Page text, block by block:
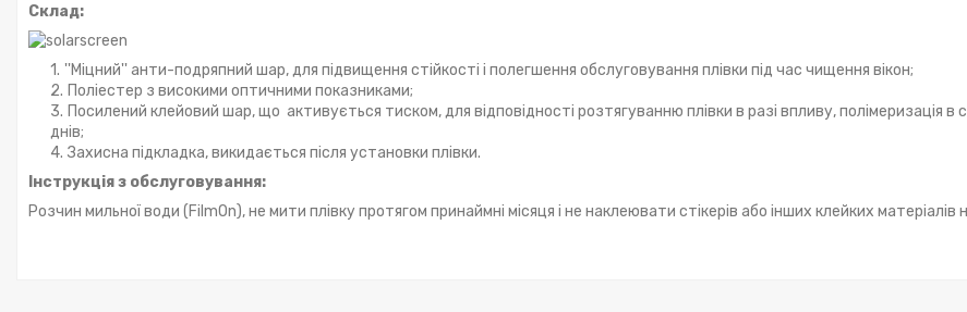
Склад:
''Міцний'' анти-подряпний шар, для підвищення стійкості і полегшення обслуговування плівки під час чищення вікон;
Поліестер з високими оптичними показниками;
Посилений клейовий шар, що активується тиском, для відповідності розтягуванню плівки в разі впливу, полімеризація в
днів;
Захисна підкладка, викидається після установки плівки.
Інструкція з обслуговування:
Розчин мильної води (FilmOn), не мити плівку протягом принаймні місяця і не наклеювати стікерів або інших клейких матеріалів